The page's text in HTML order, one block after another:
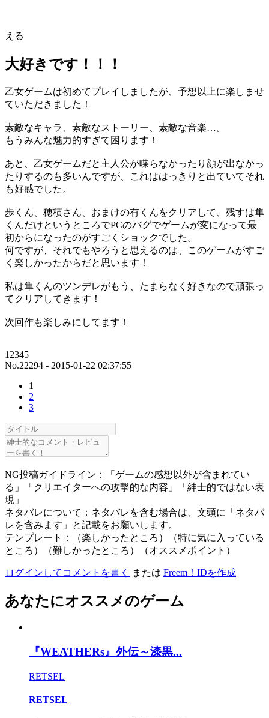
える
大好きです！！！
乙女ゲームは初めてプレイしましたが、予想以上に楽しませ
ていただきました！
素敵なキャラ、素敵なストーリー、素敵な音楽…。
もうみんな魅力的すぎて困ります！
あと、乙女ゲームだと主人公が喋らなかったり顔が出なかっ
たりするのも多いんですが、これははっきりと出ていてそれ
も好感でした。
歩くん、穂積さん、おまけの有くんをクリアして、残すは隼
くんだけというところでPCのバグでゲームが変になって最
初からになったのがすごくショックでした。
何ですが、それでもやろうと思えるのは、このゲームがすご
く楽しかったからだと思います！
私は隼くんのツンデレがもう、たまらなく好きなので頑張っ
てクリアしてきます！
次回作も楽しみにしてます！
12345
No.22294 - 2015-01-22 02:37:55
1
2
3
NG投稿ガイドライン：「ゲームの感想以外が含まれてい
る」「クリエイターへの攻撃的な内容」「紳士的ではない表
現」
ネタバレについて：ネタバレを含む場合は、文頭に「ネタバ
レを含みます」と記載をお願いします。
テンプレート：（楽しかったところ）（特に気に入っている
ところ）（難しかったところ）（オススメポイント）
ログインしてコメントを書く または Freem！IDを作成
あなたにオススメのゲーム
『WEATHERs』外伝～漆黒...
RETSEL
RETSEL